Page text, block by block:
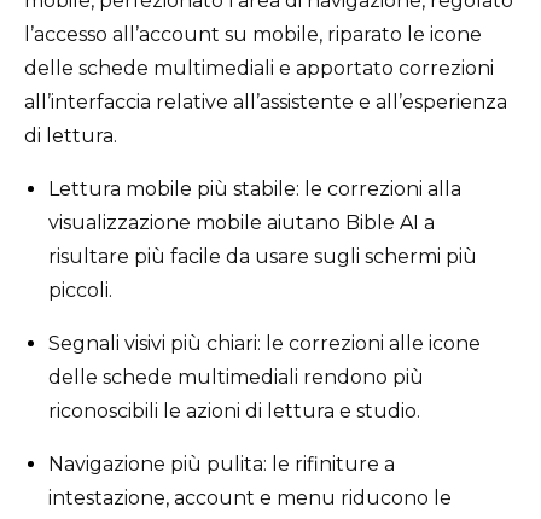
l’accesso all’account su mobile, riparato le icone
delle schede multimediali e apportato correzioni
all’interfaccia relative all’assistente e all’esperienza
di lettura.
Lettura mobile più stabile: le correzioni alla
visualizzazione mobile aiutano Bible AI a
risultare più facile da usare sugli schermi più
piccoli.
Segnali visivi più chiari: le correzioni alle icone
delle schede multimediali rendono più
riconoscibili le azioni di lettura e studio.
Navigazione più pulita: le rifiniture a
intestazione, account e menu riducono le